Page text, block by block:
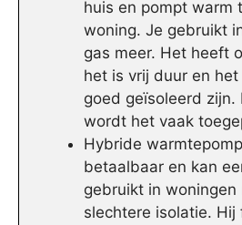
huis en pompt warm
woning. Je gebruikt
gas meer. Het heeft
het is vrij duur en
goed geïsoleerd zijn.
wordt het vaak
Hybride
betaalbaar en kan
gebruikt in woningen
slechtere isolatie.